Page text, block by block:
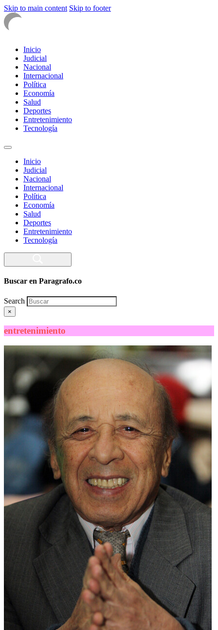
Skip to main content Skip to footer
Inicio
Judicial
Nacional
Internacional
Política
Economía
Salud
Deportes
Entretenimiento
Tecnología
Inicio
Judicial
Nacional
Internacional
Política
Economía
Salud
Deportes
Entretenimiento
Tecnología
Buscar en Paragrafo.co
Search
×
entretenimiento